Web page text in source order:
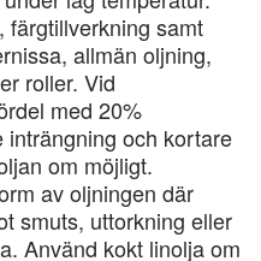
färgtillverkning samt
allmän oljning,
roller. Vid
med 20%
inträngning och kortare
om möjligt.
av oljningen där
smuts, uttorkning eller
Använd kokt linolja om